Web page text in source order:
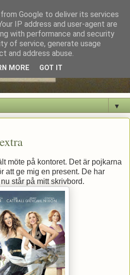
▼
möte på kontoret. Det är pojkarna
att ge mig en present. De har
står på mitt skrivbord.
Google to deliver its services
IP address and user-agent are
with performance and security
of service, generate usage
and address abuse.
MORE GOT IT